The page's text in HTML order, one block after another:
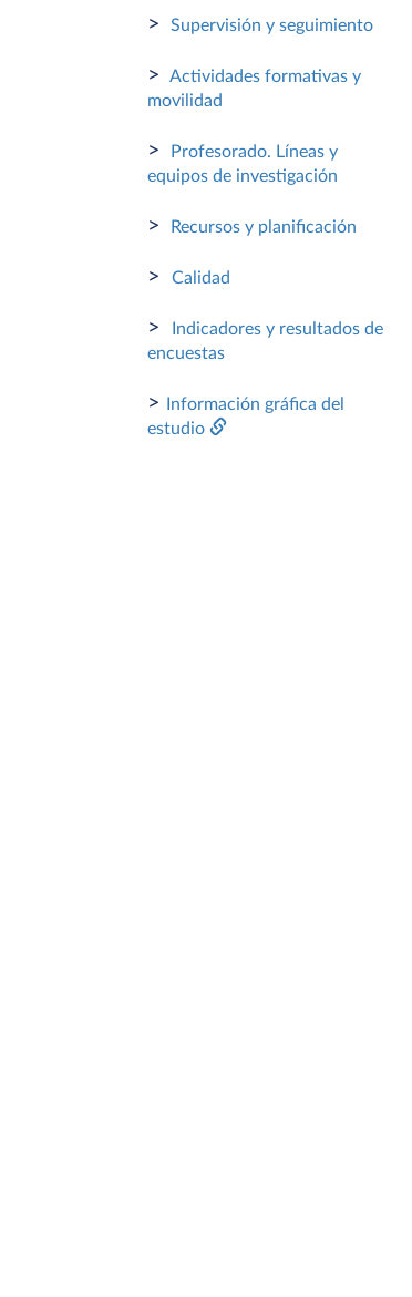
> Supervisión y seguimiento
>
Actividades formativas y
movilidad
>
Profesorado. Líneas y
equipos de investigación
> Recursos y planificación
> Calidad
>
Indicadores y resultados de
encuestas
>
Información gráfica del
estudio